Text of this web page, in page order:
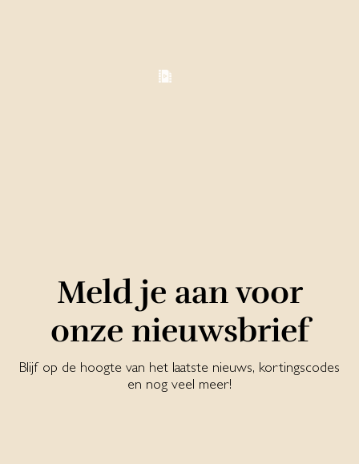
Meld je aan voor
onze nieuwsbrief
Blijf op de hoogte van het laatste nieuws, kortingscodes
en nog veel meer!